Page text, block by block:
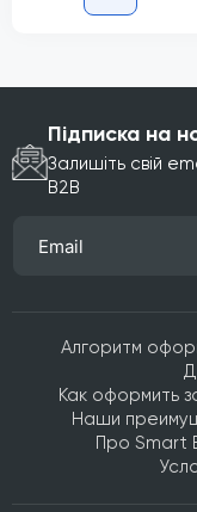
Підписка на
Залишіть свій
B2B
Алгоритм
Как оформить
Наши
Про Smart